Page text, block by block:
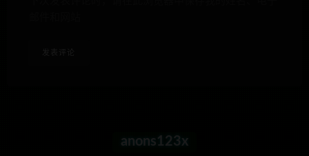
anons123x